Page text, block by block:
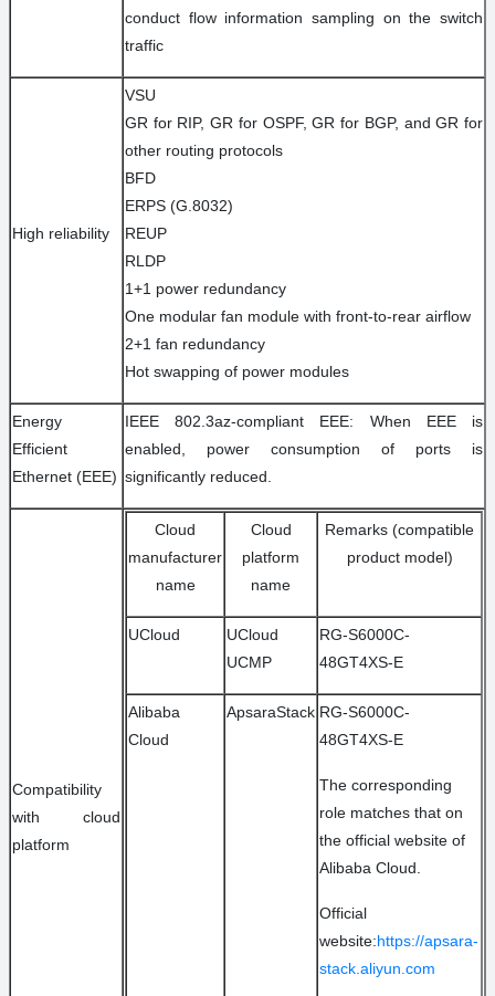
conduct flow information sampling on the switch
traffic
High reliability
VSU
GR for RIP, GR for OSPF, GR for BGP, and GR for
other routing protocols
BFD
ERPS (G.8032)
REUP
RLDP
1+1 power redundancy
One modular fan module with front-to-rear airflow
2+1 fan redundancy
Hot swapping of power modules
Energy
Efficient
Ethernet (EEE)
IEEE 802.3az-compliant EEE: When EEE is
enabled, power consumption of ports is
significantly reduced.
Compatibility
with cloud
platform
Cloud
manufacturer
name
Cloud
platform
name
Remarks (compatible
product model)
UCloud
UCloud
UCMP
RG-S6000C-
48GT4XS-E
Alibaba
Cloud
ApsaraStack RG-S6000C-
48GT4XS-E
The corresponding
role matches that on
the official website of
Alibaba Cloud.
Official
website:https://apsara-
stack.aliyun.com